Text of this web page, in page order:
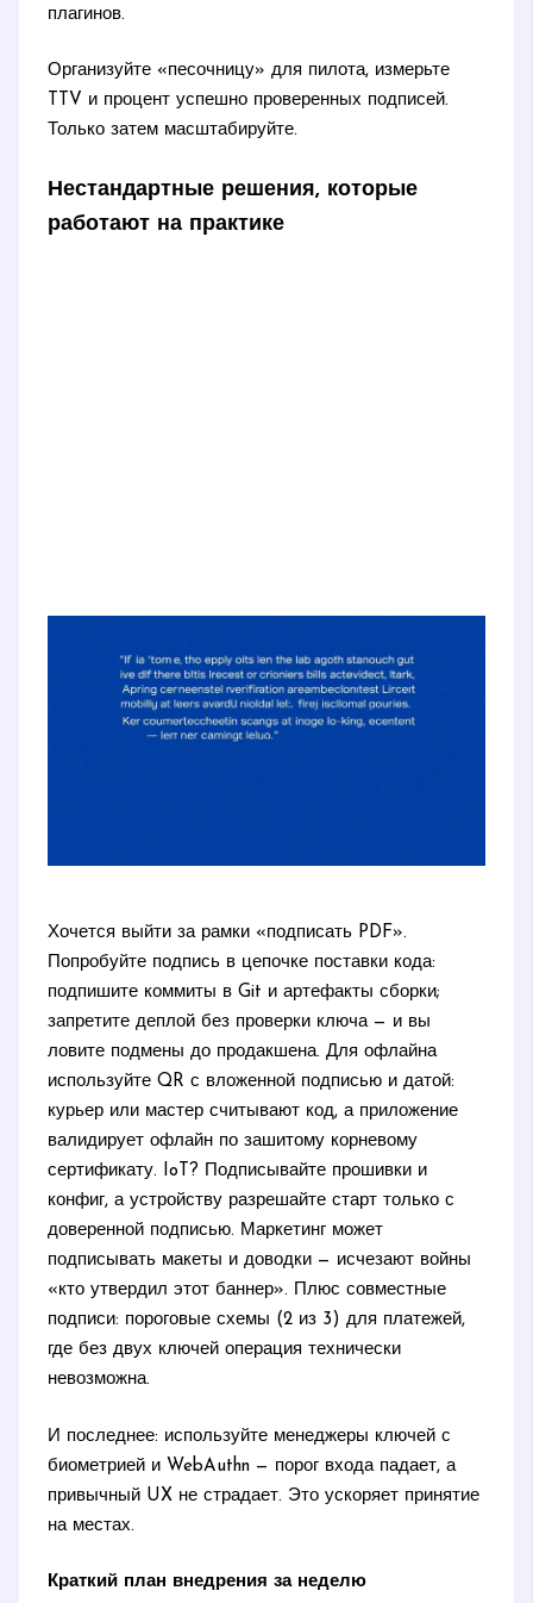
плагинов.
Организуйте «песочницу» для пилота, измерьте
TTV и процент успешно проверенных подписей.
Только затем масштабируйте.
Нестандартные решения, которые
работают на практике
Хочется выйти за рамки «подписать PDF».
Попробуйте подпись в цепочке поставки кода:
подпишите коммиты в Git и артефакты сборки;
запретите деплой без проверки ключа — и вы
ловите подмены до продакшена. Для офлайна
используйте QR с вложенной подписью и датой:
курьер или мастер считывают код, а приложение
валидирует офлайн по зашитому корневому
сертификату. IoT? Подписывайте прошивки и
конфиг, а устройству разрешайте старт только с
доверенной подписью. Маркетинг может
подписывать макеты и доводки — исчезают войны
«кто утвердил этот баннер». Плюс совместные
подписи: пороговые схемы (2 из 3) для платежей,
где без двух ключей операция технически
невозможна.
И последнее: используйте менеджеры ключей с
биометрией и WebAuthn — порог входа падает, а
привычный UX не страдает. Это ускоряет принятие
на местах.
Краткий план внедрения за неделю